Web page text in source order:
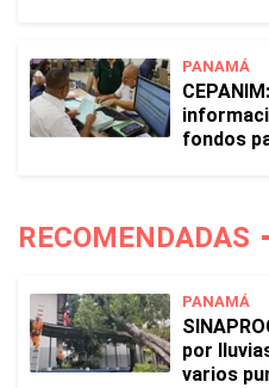
PANAMÁ
fondos
RECOMENDADAS
PANAMÁ
por
varios